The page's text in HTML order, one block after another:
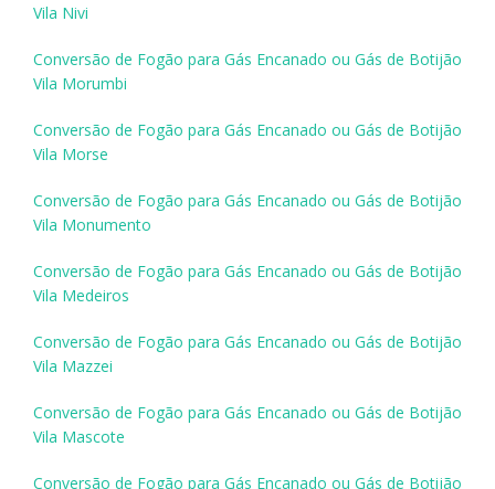
Vila Nivi
Conversão de Fogão para Gás Encanado ou Gás de Botijão
Vila Morumbi
Conversão de Fogão para Gás Encanado ou Gás de Botijão
Vila Morse
Conversão de Fogão para Gás Encanado ou Gás de Botijão
Vila Monumento
Conversão de Fogão para Gás Encanado ou Gás de Botijão
Vila Medeiros
Conversão de Fogão para Gás Encanado ou Gás de Botijão
Vila Mazzei
Conversão de Fogão para Gás Encanado ou Gás de Botijão
Vila Mascote
Conversão de Fogão para Gás Encanado ou Gás de Botijão